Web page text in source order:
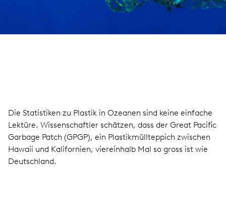
Die Statistiken zu Plastik in Ozeanen sind keine einfache
Lektüre. Wissenschaftler schätzen, dass der Great Pacific
Garbage Patch (GPGP), ein Plastikmüllteppich zwischen
Hawaii und Kalifornien, viereinhalb Mal so gross ist wie
Deutschland.